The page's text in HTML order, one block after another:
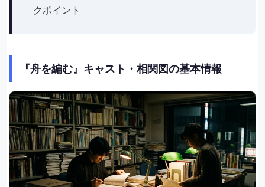
クポイント
『舟を編む』キャスト・相関図の基本情報